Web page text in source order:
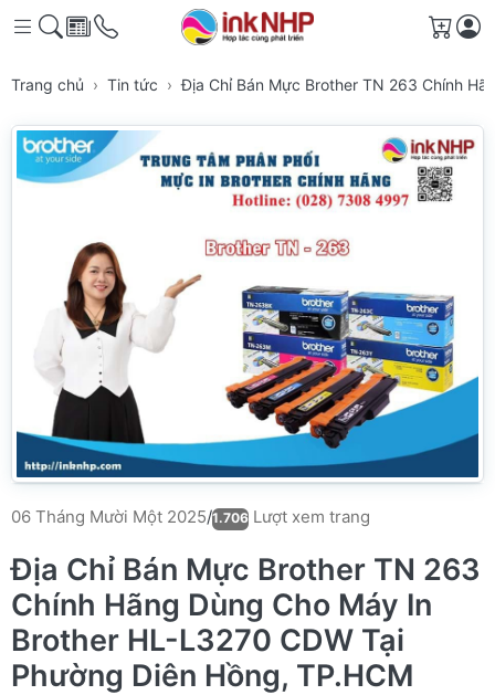
Giỏ
Trang chủ Tin tức Địa Chỉ Bán Mực Brother TN 263 Chính
06 Tháng Mười Một 2025/1.706 Lượt xem trang
Địa Chỉ Bán Mực Brother TN 263
Chính Hãng Dùng Cho Máy In
Brother HL-L3270 CDW Tại
Phường Diên Hồng, TP.HCM